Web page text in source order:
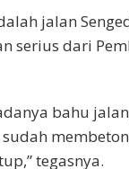
jalan
serius dari
bahu
tegasnya.